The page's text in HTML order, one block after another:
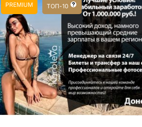
PREMIUM ТОП-10